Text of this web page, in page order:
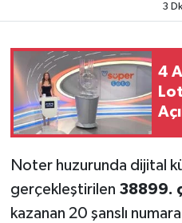
3 Dk
4
Noter huzurunda dijital
gerçekleştirilen 38899.
kazanan 20 şanslı